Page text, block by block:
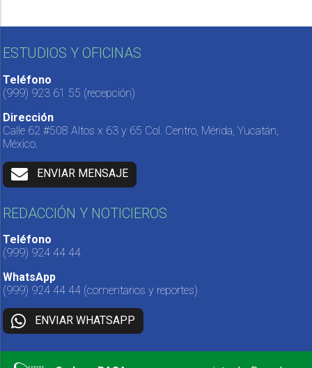
ESTUDIOS Y OFICINAS
Teléfono
(999) 923 61 55 (recepción)
Dirección
Calle 62 #508 Altos x 63 y 65 Col. Centro, Mérida, Yucatán,
México.
ENVIAR MENSAJE
REDACCIÓN Y NOTICIEROS
Teléfono
(999) 924 44 44
WhatsApp
(999) 924 44 44 (comentarios y reportes)
ENVIAR WHATSAPP